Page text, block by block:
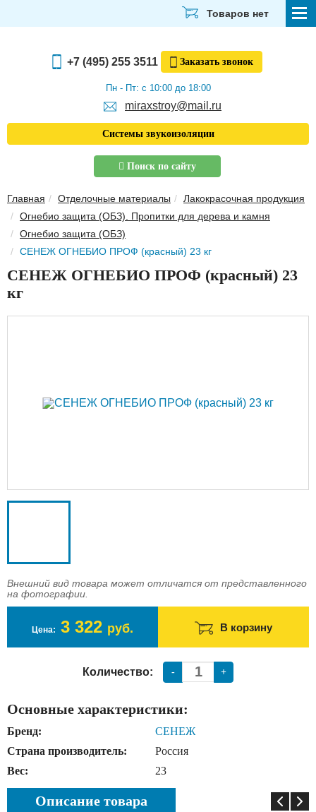
ОТДЕЛОЧНЫЕ МАТЕРИАЛЫ
ЭЛЕКТРИКА И ОСВЕЩЕНИЕ
ЗВУКОИЗОЛЯЦИЯ
ТЕПЛОИЗОЛЯЦИЯ
Доставка
Регистрация
Товаров нет
+7 (495) 255 3511 Заказать звонок
Пн - Пт: с 10:00 до 18:00
miraxstroy@mail.ru
Системы звукоизоляции
Поиск по сайту
Главная Отделочные материалы
Лакокрасочная продукция
Огнебио защита (ОБЗ). Пропитки для дерева и камня
Огнебио защита (ОБЗ)
СЕНЕЖ ОГНЕБИО ПРОФ (красный) 23 кг
СЕНЕЖ ОГНЕБИО ПРОФ (красный) 23
кг
Внешний вид товара может отличатся от представленного
на фотографии.
Цена: 3 322 руб. В корзину
Количество: - +
Основные характеристики:
Бренд:
СЕНЕЖ
Страна производитель:
Россия
Вес:
23
Описание товара